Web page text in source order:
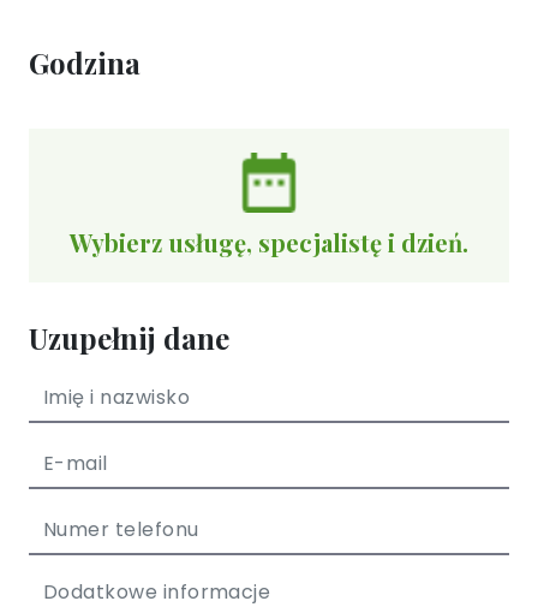
Godzina
Wybierz usługę, specjalistę i dzień.
Uzupełnij dane